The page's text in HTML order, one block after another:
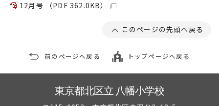
12月号 （PDF 362.0KB）
このページの先頭へ戻る
前のページへ戻る トップページへ戻る
東京都北区立 八幡小学校